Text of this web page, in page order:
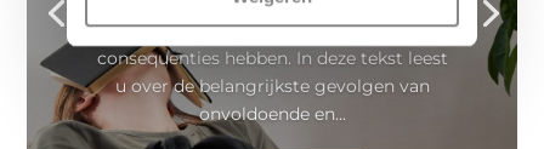
chronische slaapproblemen serieuze
consequenties hebben. In deze tekst leest
u over de belangrijkste gevolgen van
onvoldoende en...